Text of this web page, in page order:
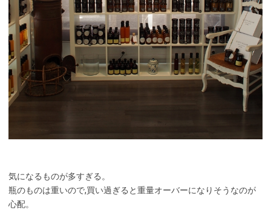
気になるものが多すぎる。
瓶のものは重いので,買い過ぎると重量オーバーになりそうなのが
心配。